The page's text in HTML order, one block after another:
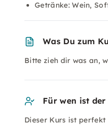
Getränke: Wein,
Was Du zum
Bitte zieh dir was an,
Für wen ist
Dieser Kurs ist